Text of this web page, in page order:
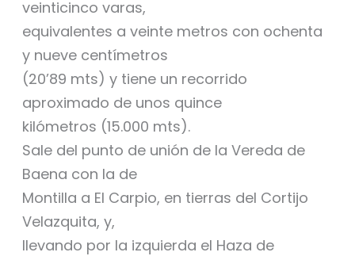
veinticinco varas,
equivalentes a veinte metros con ochenta
y nueve centímetros
(20’89 mts) y tiene un recorrido
aproximado de unos quince
kilómetros (15.000 mts).
Sale del punto de unión de la Vereda de
Baena con la de
Montilla a El Carpio, en tierras del Cortijo
Velazquita, y,
llevando por la izquierda el Haza de